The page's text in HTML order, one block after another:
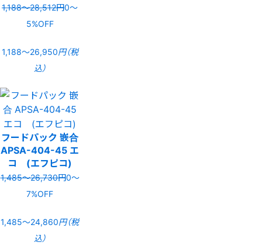
1,188〜28,512円0〜
5%OFF
1,188〜26,950円（税
込）
フードパック 嵌合
APSA-404-45 エ
コ (エフピコ)
1,485〜26,730円0〜
7%OFF
1,485〜24,860円（税
込）